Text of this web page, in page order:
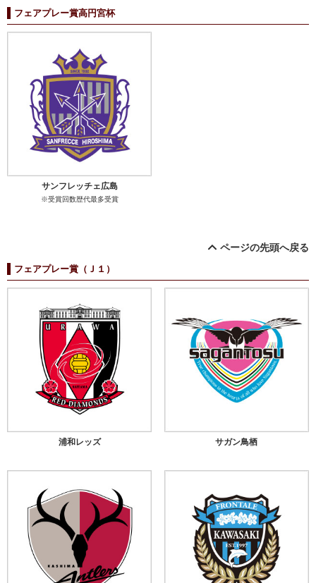
フェアプレー賞高円宮杯
サンフレッチェ広島
※受賞回数歴代最多受賞
ページの先頭へ戻る
フェアプレー賞（Ｊ１）
浦和レッズ サガン鳥栖